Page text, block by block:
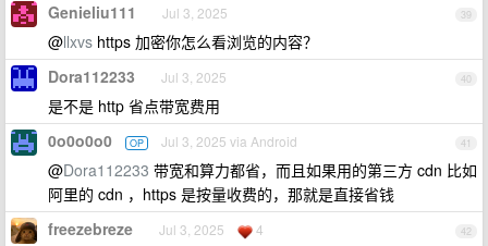
39
Genieliu111 Jul 3, 2025
@llxvs https 加密你怎么看浏览的内容？
40
Dora112233 Jul 3, 2025
是不是 http 省点带宽费用
41
0o0o0o0 OP Jul 3, 2025 via Android
@Dora112233 带宽和算力都省，而且如果用的第三方 cdn 比如
阿里的 cdn ，https 是按量收费的，那就是直接省钱
42
freezebreze Jul 3, 2025 4